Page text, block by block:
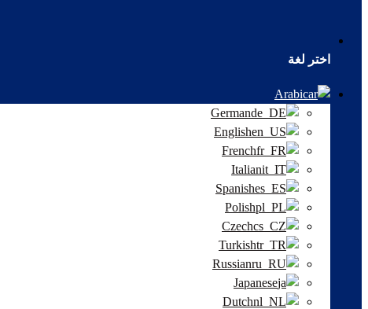
اختر لغة
Arabic
German
English
French
Italian
Spanish
Polish
Czech
Turkish
Russian
Japanese
Dutch